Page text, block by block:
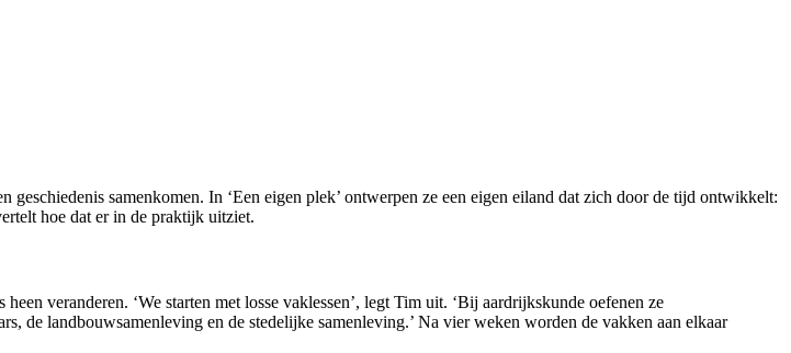
samenkomen. In ‘Een eigen plek’ ontwerpen ze een eigen eiland dat zich door de tijd ontwikkelt:
hoe dat er in de praktijk uitziet.
veranderen. ‘We starten met losse vaklessen’, legt Tim uit. ‘Bij aardrijkskunde oefenen ze
de landbouwsamenleving en de stedelijke samenleving.’ Na vier weken worden de vakken aan elkaar